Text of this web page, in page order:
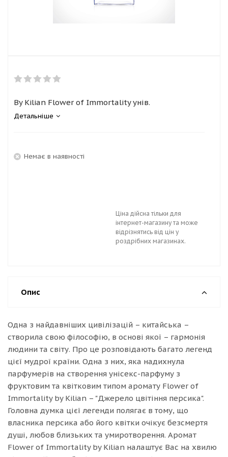
By Kilian Flower of Immortality унів.
Детальніше
Немає в наявності
Ціна дійсна тільки для
інтернет-магазину та може
відрізнятись від цін у
роздрібних магазинах.
Опис
Одна з найдавніших цивілізацій – китайська –
створила свою філософію, в основі якої – гармонія
людини та світу. Про це розповідають багато легенд
цієї мудрої країни. Одна з них, яка надихнула
парфумерів на створення унісекс-парфуму з
фруктовим та квітковим типом аромату Flower of
Immortality by Kilian – "Джерело цвітіння персика".
Головна думка цієї легенди полягає в тому, що
власника персика або його квітки очікує безсмертя
душі, любов близьких та умиротворення. Аромат
Flower of Immortality by Kilian налаштує Вас на хвилю